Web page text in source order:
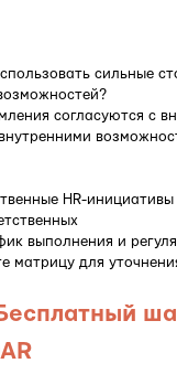
сильные
согласуются с
HR-инициативы
выполнения и
матрицу для